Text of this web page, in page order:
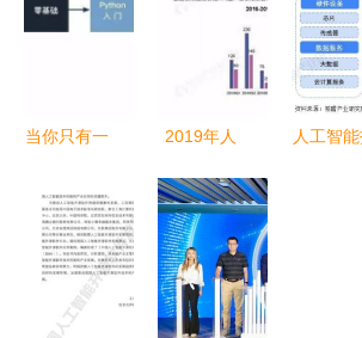
出震源机
参数
当你只有一
Python驱动
人工智能基
础软件开发
的深度路径
2019年人
现状与发展
趋势 聚焦
基础软件开
发
人工智